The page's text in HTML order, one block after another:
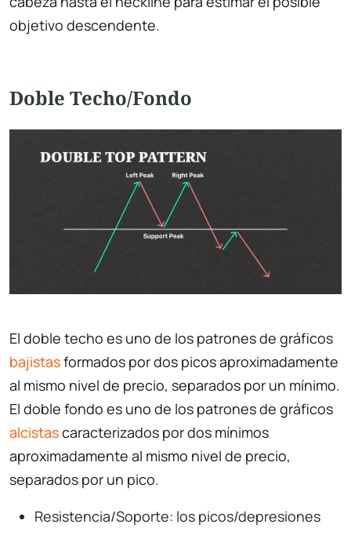
objetivo descendente.
Doble Techo/Fondo
El doble techo es uno de los patrones de gráficos
bajistasformados por dos picos aproximadamente
al mismo nivel de precio, separados por un mínimo.
El doble fondo es uno de los patrones de gráficos
alcistascaracterizados por dos mínimos
aproximadamente al mismo nivel de precio,
separados por un pico.
Resistencia/Soporte: los picos/depresiones